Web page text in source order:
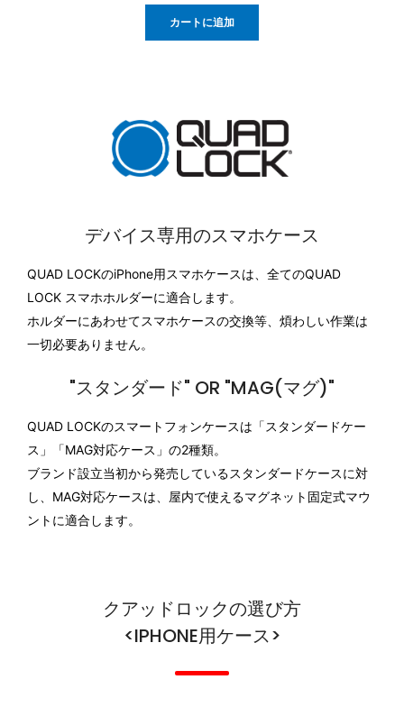
カートに追加
デバイス専用のスマホケース
QUAD LOCKのiPhone用スマホケースは、全てのQUAD
LOCK スマホホルダーに適合します。
ホルダーにあわせてスマホケースの交換等、煩わしい作業は
一切必要ありません。
"スタンダード" OR "MAG(マグ)"
QUAD LOCKのスマートフォンケースは「スタンダードケー
ス」「MAG対応ケース」の2種類。
ブランド設立当初から発売しているスタンダードケースに対
し、MAG対応ケースは、屋内で使えるマグネット固定式マウ
ントに適合します。
クアッドロックの選び方
<IPHONE用ケース>